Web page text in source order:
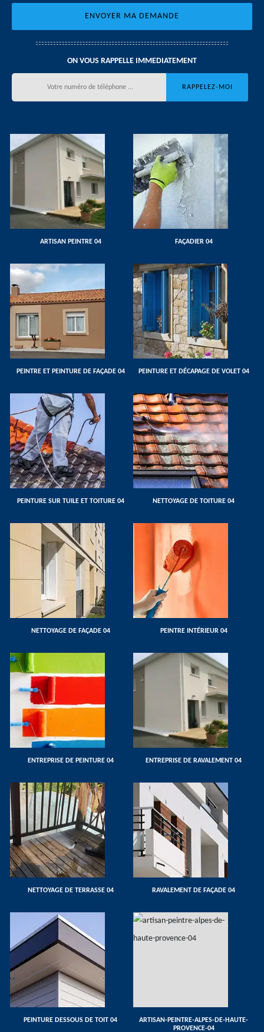
ON VOUS RAPPELLE IMMEDIATEMENT
ARTISAN PEINTRE 04 FAÇADIER 04
PEINTRE ET PEINTURE DE FAÇADE 04 PEINTURE ET DÉCAPAGE DE VOLET 04
PEINTURE SUR TUILE ET TOITURE 04 NETTOYAGE DE TOITURE 04
NETTOYAGE DE FAÇADE 04 PEINTRE INTÉRIEUR 04
ENTREPRISE DE PEINTURE 04 ENTREPRISE DE RAVALEMENT 04
NETTOYAGE DE TERRASSE 04 RAVALEMENT DE FAÇADE 04
PEINTURE DESSOUS DE TOIT 04
ARTISAN-PEINTRE-ALPES-DE-HAUTE-
PROVENCE-04